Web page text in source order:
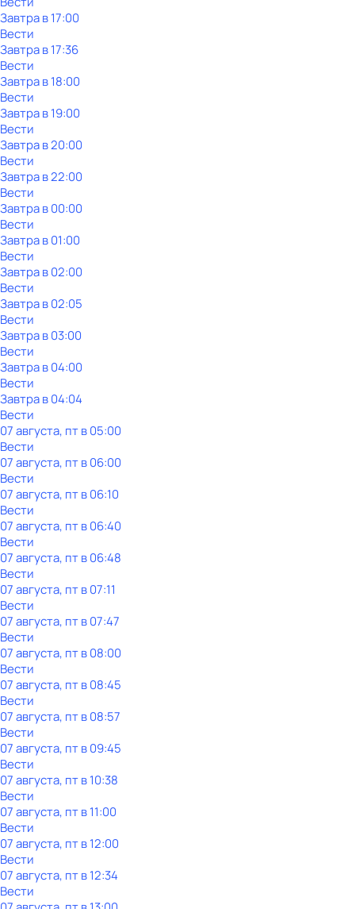
Завтра в 17:00
Вести
Завтра в 17:36
Вести
Завтра в 18:00
Вести
Завтра в 19:00
Вести
Завтра в 20:00
Вести
Завтра в 22:00
Вести
Завтра в 00:00
Вести
Завтра в 01:00
Вести
Завтра в 02:00
Вести
Завтра в 02:05
Вести
Завтра в 03:00
Вести
Завтра в 04:00
Вести
Завтра в 04:04
Вести
07 августа, пт в 05:00
Вести
07 августа, пт в 06:00
Вести
07 августа, пт в 06:10
Вести
07 августа, пт в 06:40
Вести
07 августа, пт в 06:48
Вести
07 августа, пт в 07:11
Вести
07 августа, пт в 07:47
Вести
07 августа, пт в 08:00
Вести
07 августа, пт в 08:45
Вести
07 августа, пт в 08:57
Вести
07 августа, пт в 09:45
Вести
07 августа, пт в 10:38
Вести
07 августа, пт в 11:00
Вести
07 августа, пт в 12:00
Вести
07 августа, пт в 12:34
Вести